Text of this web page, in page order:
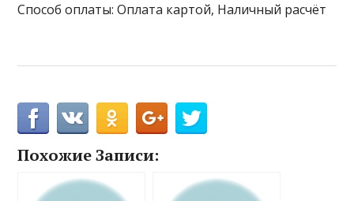
Способ оплаты: Оплата картой, Наличный расчёт
Похожие Записи: